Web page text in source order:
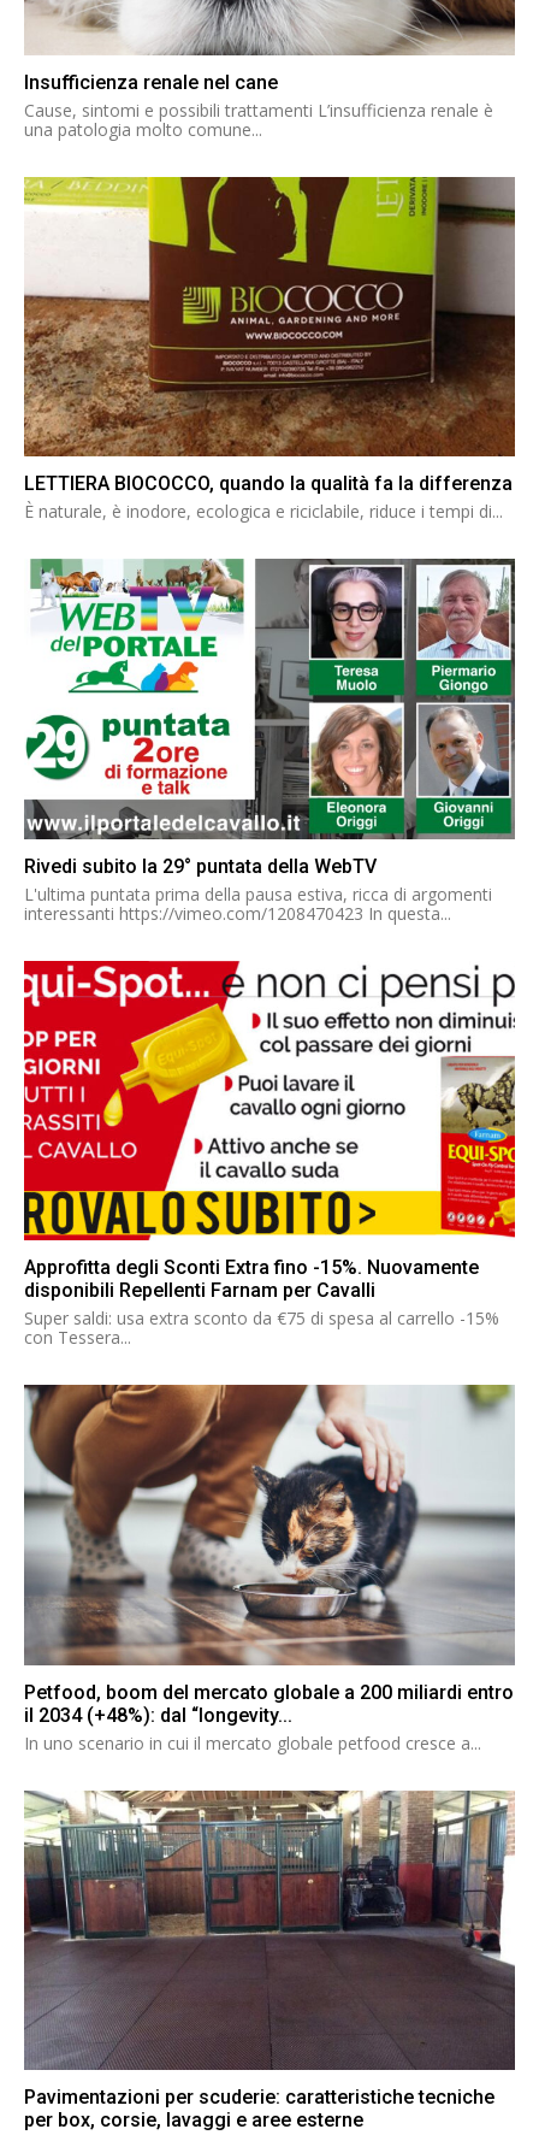
Insufficienza renale nel cane
Cause, sintomi e possibili trattamenti L’insufficienza renale è
una patologia molto comune...
LETTIERA BIOCOCCO, quando la qualità fa la differenza
È naturale, è inodore, ecologica e riciclabile, riduce i tempi di...
Rivedi subito la 29° puntata della WebTV
L'ultima puntata prima della pausa estiva, ricca di argomenti
interessanti https://vimeo.com/1208470423 In questa...
Approfitta degli Sconti Extra fino -15%. Nuovamente
disponibili Repellenti Farnam per Cavalli
Super saldi: usa extra sconto da €75 di spesa al carrello -15%
con Tessera...
Petfood, boom del mercato globale a 200 miliardi entro
il 2034 (+48%): dal “longevity...
In uno scenario in cui il mercato globale petfood cresce a...
Pavimentazioni per scuderie: caratteristiche tecniche
per box, corsie, lavaggi e aree esterne